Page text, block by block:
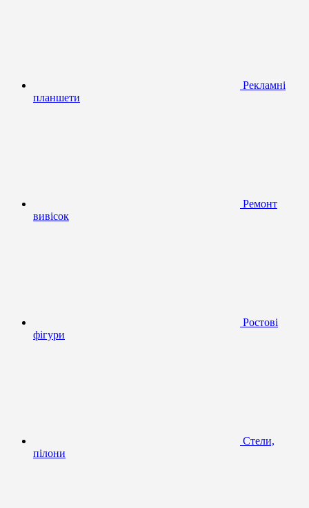
Рекламні
планшети
Ремонт
вивісок
Ростові
фігури
Стели,
пілони